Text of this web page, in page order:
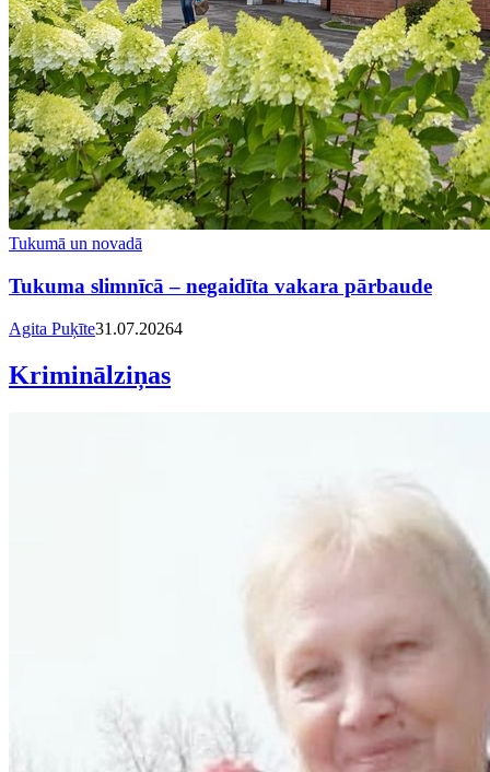
Tukumā un novadā
Tukuma slimnīcā – negaidīta vakara pārbaude
Agita Puķīte31.07.20264
Kriminālziņas